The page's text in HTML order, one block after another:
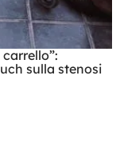
sulla stenosi